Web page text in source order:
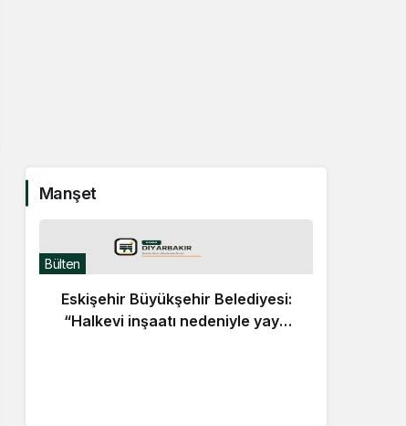
Manşet
Bülten
Eskişehir Büyükşehir Belediyesi:
“Halkevi inşaatı nedeniyle yaya